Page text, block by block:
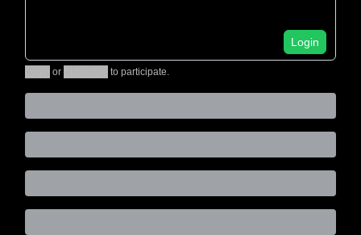
Login
or to participate.